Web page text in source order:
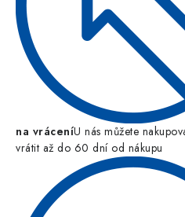
na vráceníU nás můžete
vrátit až do 60 dní od nákupu